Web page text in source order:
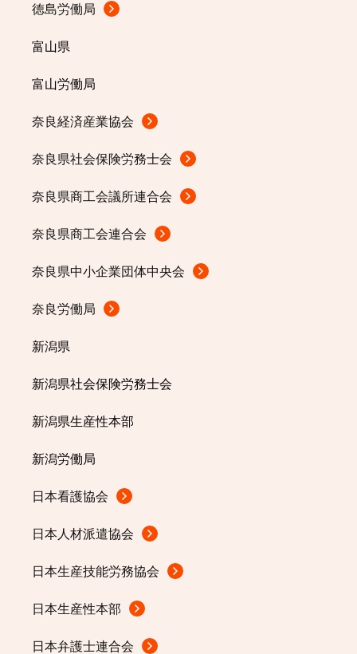
徳島労働局
富山県
富山労働局
奈良経済産業協会
奈良県社会保険労務士会
奈良県商工会議所連合会
奈良県商工会連合会
奈良県中小企業団体中央会
奈良労働局
新潟県
新潟県社会保険労務士会
新潟県生産性本部
新潟労働局
日本看護協会
日本人材派遣協会
日本生産技能労務協会
日本生産性本部
日本弁護士連合会